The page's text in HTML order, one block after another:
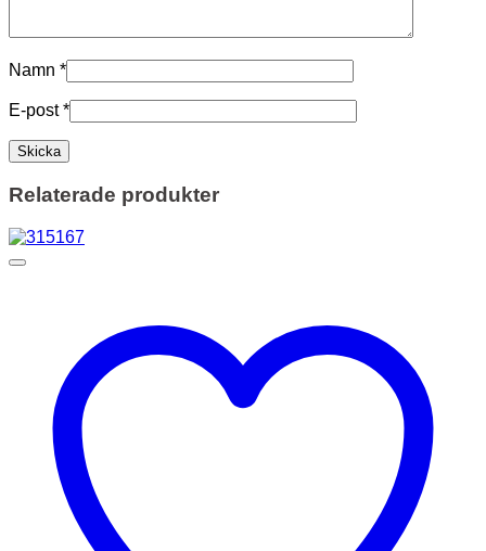
Namn *
E-post*
Relaterade produkter